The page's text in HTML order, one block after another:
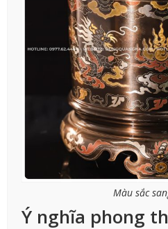
Màu sắc
Ý nghĩa phong